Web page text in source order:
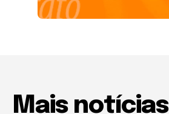
Mais notícias